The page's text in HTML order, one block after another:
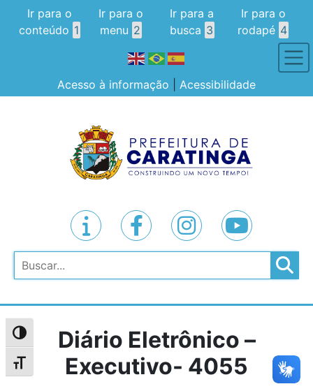
Alternar alto contraste
Alternar tamanho da fonte
Ir para o
conteúdo 1
Ir para o
menu 2
Ir para a
busca 3
Ir para o
rodapé 4
Acesso à informação Acessibilidade
Pesquisar
Diário Eletrônico –
Executivo- 4055